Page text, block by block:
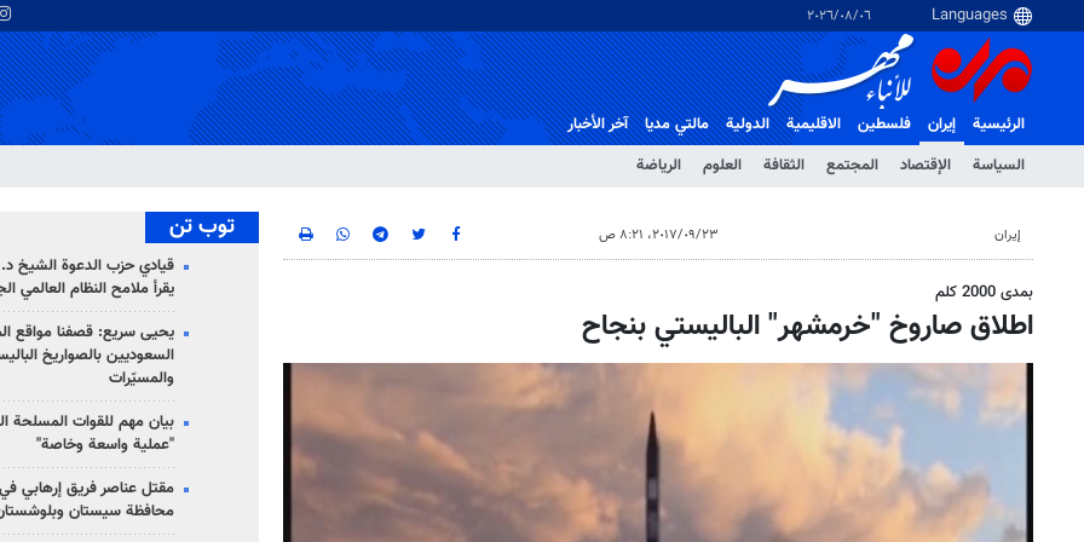
٠٦‏/٠٨‏/٢٠٢٦
الرئيسية
إيران
السياسة
الإقتصاد المجتمع الثقافة العلوم الرياضة
فلسطین الاقلیمیة الدولية مالتي مدیا آخر الأخبار
إيران ٢٣‏/٠٩‏/٢٠١٧، ٨:٢١ ص
بمدى 2000 كلم
اطلاق صاروخ "خرمشهر" الباليستي بنجاح
توب تن
قيادي حزب الدعوة الشيخ
يقرأ ملامح النظام العالمي
يحيى سريع: قصفنا مواقع
السعوديين بالصواريخ
والمسيّرات
بيان مهم للقوات المسلحة
"عملية واسعة وخاصة"
مقتل عناصر فريق إرهابي
محافظة سيستان